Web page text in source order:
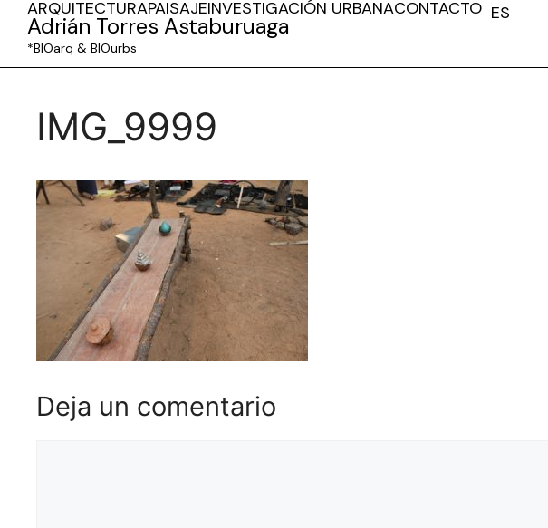
Adrián Torres Astaburuaga
*BIOarq & BIOurbs
ARQUITECTURAPAISAJEINVESTIGACIÓN URBANACONTACTO ES
FR
IMG_9999
Deja un comentario